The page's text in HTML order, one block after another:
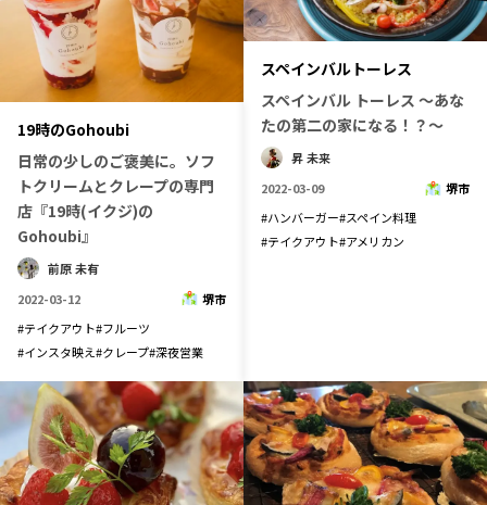
神奈川エリア
新潟エリア
富山エリア
福井エリア
長野エリア
岐阜エリア
静岡エリア
愛知エリア
三重エリア
滋賀エリア
京都エリア
大阪市エリア
河内エリア
奈良エリア
鳥取エリア
岡山エリア
広島エリア
山口エリア
徳島エリア
香川エリア
愛媛エリア
高知エリア
福岡エリア
19時のGohoubi
日常の少しのご褒美に。ソフ
トクリームとクレープの専門
店『19時(イクジ)の
Gohoubi』
前原 未有
2022-03-12
堺市
#テイクアウト#フルーツ
#インスタ映え#クレープ#深夜営業
スペインバルトーレス
スペインバル トーレス 〜あな
たの第二の家になる！？〜
昇 未来
2022-03-09
堺市
#ハンバーガー#スペイン料理
#テイクアウト#アメリカン